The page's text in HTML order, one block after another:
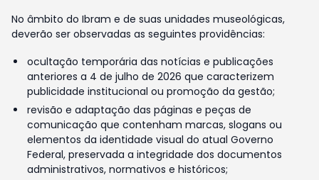
No âmbito do Ibram e de suas unidades museológicas,
deverão ser observadas as seguintes providências:
ocultação temporária das notícias e publicações
anteriores a 4 de julho de 2026 que caracterizem
publicidade institucional ou promoção da gestão;
revisão e adaptação das páginas e peças de
comunicação que contenham marcas, slogans ou
elementos da identidade visual do atual Governo
Federal, preservada a integridade dos documentos
administrativos, normativos e históricos;